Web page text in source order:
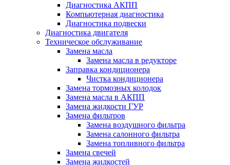
Диагностика АКПП
Компьютерная диагностика
Диагностика подвески
Диагностика двигателя
Техническое обслуживание
Замена масла
Замена масла в редукторе
Заправка кондиционера
Чистка кондиционера
Замена тормозных колодок
Замена масла в АКПП
Замена жидкости ГУР
Замена фильтров
Замена воздушного фильтра
Замена салонного фильтра
Замена топливного фильтра
Замена свечей
Замена жидкостей